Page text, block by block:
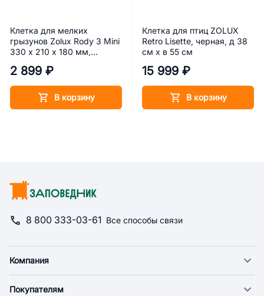
Клетка для мелких
грызунов Zolux Rody 3 Mini
330 x 210 x 180 мм,
2 899 ₽
В корзину
Клетка для птиц ZOLUX
Retro Lisette, черная, д 38
см х в 55 см
15 999 ₽
В корзину
8 800 333-03-61 Все способы связи
Компания
Покупателям